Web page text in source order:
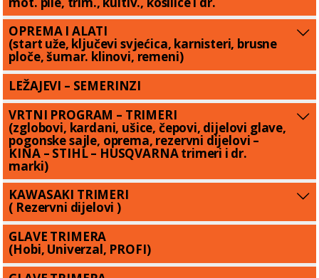
OPREMA I ALATI
(start uže, ključevi svjećica, karnisteri, brusne
ploče, šumar. klinovi, remeni)
LEŽAJEVI – SEMERINZI
VRTNI PROGRAM – TRIMERI
(zglobovi, kardani, ušice, čepovi, dijelovi glave,
pogonske sajle, oprema, rezervni dijelovi –
KINA – STIHL – HUSQVARNA trimeri i dr.
marki)
KAWASAKI TRIMERI
( Rezervni dijelovi )
GLAVE TRIMERA
(Hobi, Univerzal, PROFI)